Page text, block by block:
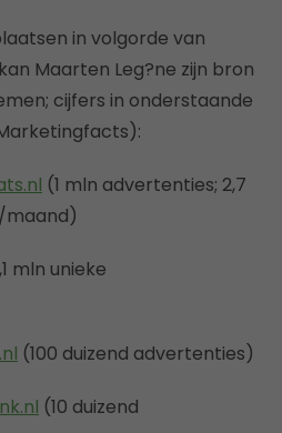
in volgorde van
Maarten Leg?ne zijn bron
cijfers in onderstaande
(1 mln advertenties; 2,7
maand)
mln unieke
(100 duizend advertenties)
(10 duizend